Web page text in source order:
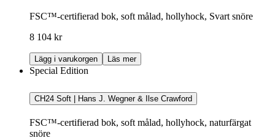
FSC™-certifierad bok, soft målad, hollyhock, Svart snöre
8 104 kr
Lägg i varukorgen Läs mer
Special Edition
CH24 Soft | Hans J. Wegner & Ilse Crawford
FSC™-certifierad bok, soft målad, hollyhock, naturfärgat
snöre